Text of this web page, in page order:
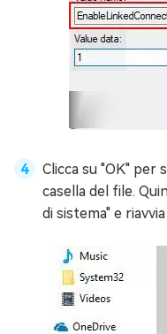
Clicca su "OK" per
casella del file.
di sistema" e